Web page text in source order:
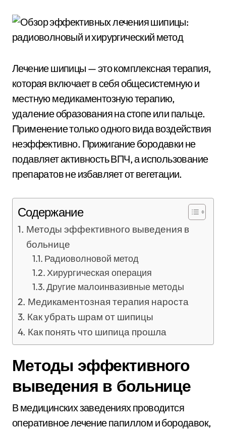
Лечение шипицы — это комплексная терапия,
которая включает в себя общесистемную и
местную медикаментозную терапию,
удаление образования на стопе или пальце.
Применение только одного вида воздействия
неэффективно. Прижигание бородавки не
подавляет активность ВПЧ, а использование
препаратов не избавляет от вегетации.
Содержание
Методы эффективного выведения в
больнице
Радиоволновой метод
Хирургическая операция
Другие малоинвазивные методы
Медикаментозная терапия нароста
Как убрать шрам от шипицы
Как понять что шипица прошла
Методы эффективного
выведения в больнице
В медицинских заведениях проводится
оперативное лечение папиллом и бородавок,